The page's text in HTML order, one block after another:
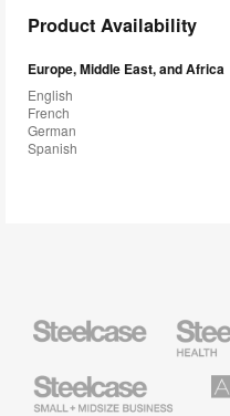
Product Availability
Europe, Middle East, and Africa
English
French
German
Spanish
Health
Furniture
Small
Business
Solutions